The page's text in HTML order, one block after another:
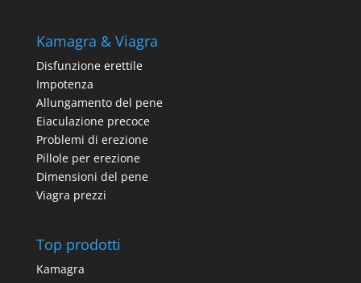
Kamagra & Viagra
Disfunzione erettile
Impotenza
Allungamento del pene
Eiaculazione precoce
Problemi di erezione
Pillole per erezione
Dimensioni del pene
Viagra prezzi
Top prodotti
Kamagra